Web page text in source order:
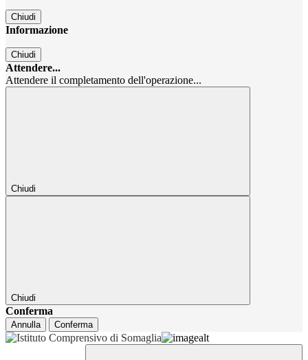
Chiudi
Informazione
Chiudi
Attendere...
Attendere il completamento dell'operazione...
Chiudi
Chiudi
Conferma
Annulla Conferma